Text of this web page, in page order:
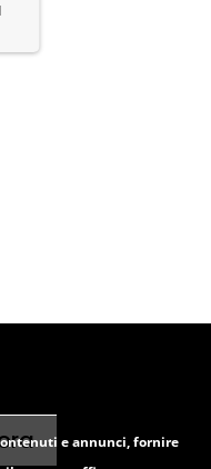
e annunci, fornire